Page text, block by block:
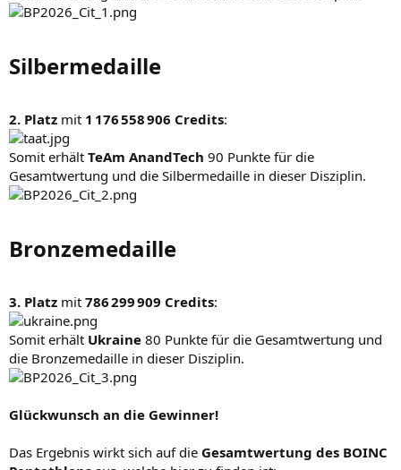
Silbermedaille​
2. Platz mit 1 176 558 906 Credits:
Somit erhält TeAm AnandTech 90 Punkte für die
Gesamtwertung und die Silbermedaille in dieser Disziplin.
Bronzemedaille​
3. Platz mit 786 299 909 Credits:
Somit erhält Ukraine 80 Punkte für die Gesamtwertung und
die Bronzemedaille in dieser Disziplin.
Glückwunsch an die Gewinner!
Das Ergebnis wirkt sich auf die Gesamtwertung des BOINC